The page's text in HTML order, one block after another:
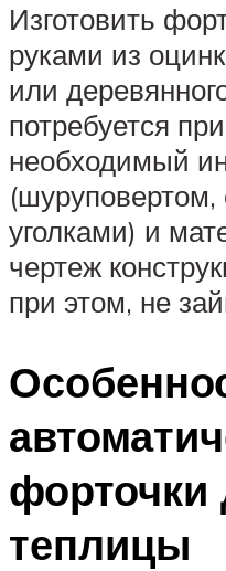
Изготовить
руками из
или
потребуется
необходимый
уголками) и
чертеж
при этом, не
форточки
теплицы